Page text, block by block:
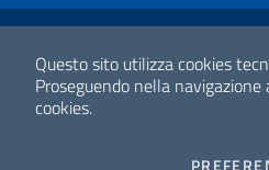
Questo sito utilizza cookies
Proseguendo nella
cookies.
Link Utili